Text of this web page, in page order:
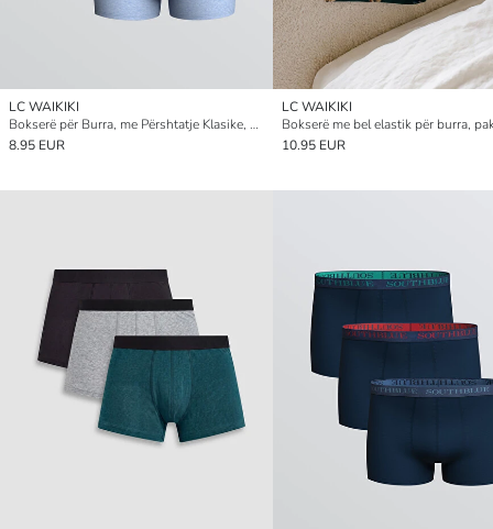
LC WAIKIKI
Bokserë për Burra, me Përshtatje Klasike, Pambuk Elastik, Set prej Tre Copësh
8.95 EUR
LC WAIKIKI
10.95 EUR